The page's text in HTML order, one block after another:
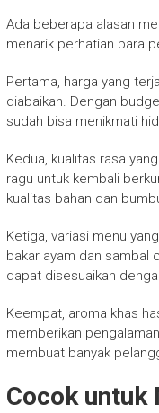
Ada beberapa alasan
menarik perhatian para
Pertama, harga yang
diabaikan. Dengan
sudah bisa menikmati
Kedua, kualitas rasa
ragu untuk kembali
kualitas bahan dan
Ketiga, variasi menu
bakar ayam dan sambal
dapat disesuaikan
Keempat, aroma khas
memberikan
membuat banyak
Cocok untuk